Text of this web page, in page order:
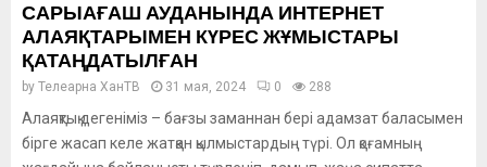
САРЫАҒАШ АУДАНЫНДА ИНТЕРНЕТ
АЛАЯҚТАРЫМЕН КҮРЕС ЖҰМЫСТАРЫ
ҚАТАҢДАТЫЛҒАН
by Телеарна ХанТВ 31 мая, 2024 0 288
Алаяқтық дегеніміз – бағзы заманнан бері адамзат баласымен
бірге жасап келе жатқан қылмыстардың түрі. Ол қоғамның